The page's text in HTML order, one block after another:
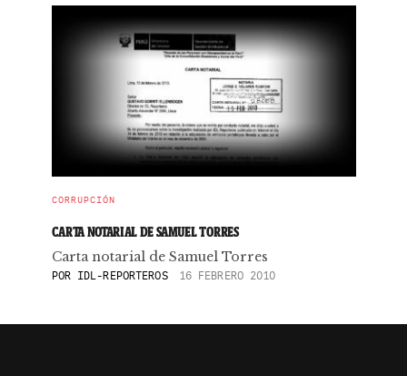
CORRUPCIÓN
CARTA NOTARIAL DE SAMUEL TORRES
Carta notarial de Samuel Torres
POR IDL-REPORTEROS 16 FEBRERO 2010